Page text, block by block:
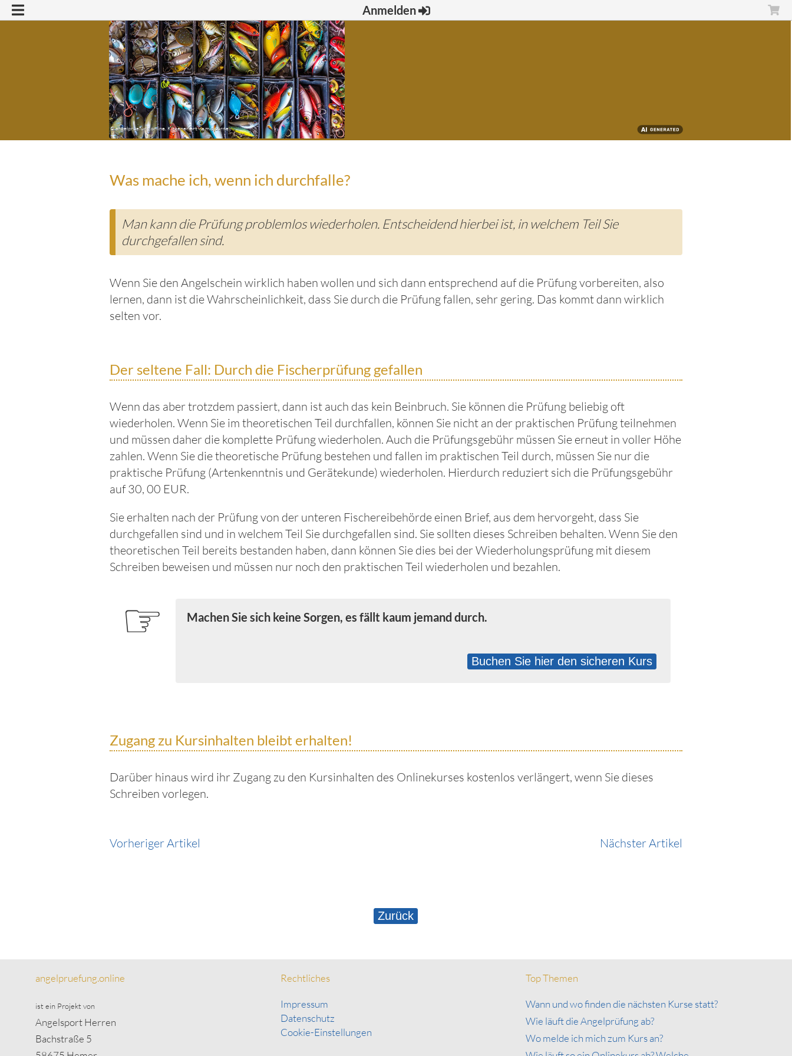
Anmelden
© angelpruefung.online, KI-generiert via midjourney
Was mache ich, wenn ich durchfalle?
Man kann die Prüfung problemlos wiederholen. Entscheidend hierbei ist, in welchem Teil Sie
durchgefallen sind.
Wenn Sie den Angelschein wirklich haben wollen und sich dann entsprechend auf die Prüfung vorbereiten, also
lernen, dann ist die Wahrscheinlichkeit, dass Sie durch die Prüfung fallen, sehr gering. Das kommt dann wirklich
selten vor.
Der seltene Fall: Durch die Fischerprüfung gefallen
Wenn das aber trotzdem passiert, dann ist auch das kein Beinbruch. Sie können die Prüfung beliebig oft
wiederholen. Wenn Sie im theoretischen Teil durchfallen, können Sie nicht an der praktischen Prüfung teilnehmen
und müssen daher die komplette Prüfung wiederholen. Auch die Prüfungsgebühr müssen Sie erneut in voller Höhe
zahlen. Wenn Sie die theoretische Prüfung bestehen und fallen im praktischen Teil durch, müssen Sie nur die
praktische Prüfung (Artenkenntnis und Gerätekunde) wiederholen. Hierdurch reduziert sich die Prüfungsgebühr
auf 30, 00 EUR.
Sie erhalten nach der Prüfung von der unteren Fischereibehörde einen Brief, aus dem hervorgeht, dass Sie
durchgefallen sind und in welchem Teil Sie durchgefallen sind. Sie sollten dieses Schreiben behalten. Wenn Sie den
theoretischen Teil bereits bestanden haben, dann können Sie dies bei der Wiederholungsprüfung mit diesem
Schreiben beweisen und müssen nur noch den praktischen Teil wiederholen und bezahlen.
☞ Machen Sie sich keine Sorgen, es fällt kaum jemand durch.
Buchen Sie hier den sicheren Kurs
Zugang zu Kursinhalten bleibt erhalten!
Darüber hinaus wird ihr Zugang zu den Kursinhalten des Onlinekurses kostenlos verlängert, wenn Sie dieses
Schreiben vorlegen.
Vorheriger Artikel Nächster Artikel
Zurück
angelpruefung.online
ist ein Projekt von
Angelsport Herren
Bachstraße 5
Rechtliches
Impressum
Datenschutz
Cookie-Einstellungen
Top Themen
Wann und wo finden die nächsten Kurse statt?
Wie läuft die Angelprüfung ab?
Wo melde ich mich zum Kurs an?